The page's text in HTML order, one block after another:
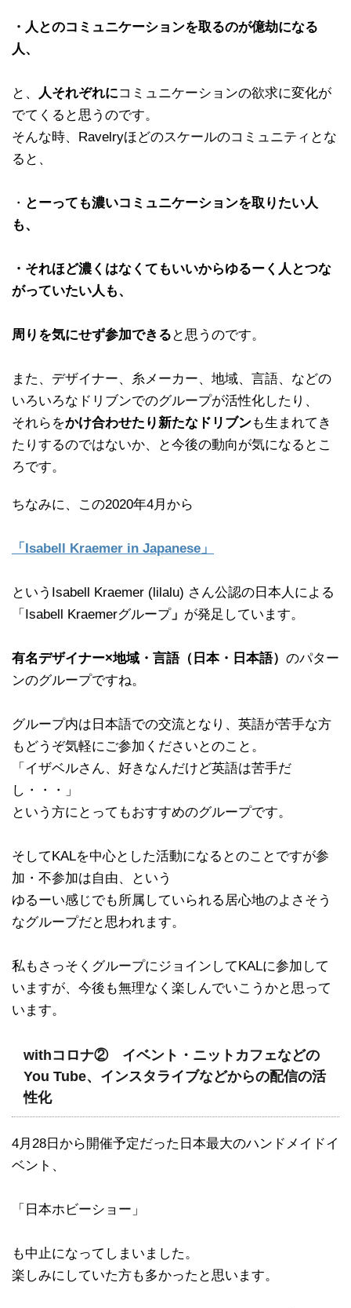
・人とのコミュニケーションを取るのが億劫になる
人、
と、 人それぞれにコミュニケーションの欲求に変化が
でてくると思うのです。
そんな時、Ravelryほどのスケールのコミュニティとな
ると、
・ とーっても濃いコミュニケーションを取りたい人
も、
・それほど濃くはなくてもいいからゆるーく人とつな
がっていたい人も、
周りを気にせず参加できる と思うのです。
また、デザイナー、糸メーカー、地域、言語、などの
いろいろなドリブンでのグループが活性化したり、
それらをかけ合わせたり新たなドリブンも生まれてき
たりするのではないか、と今後の動向が気になるとこ
ろです。
ちなみに、この2020年4月から
「Isabell Kraemer in Japanese」
というIsabell Kraemer (lilalu) さん公認の日本人による
「Isabell Kraemerグループ」 が発足しています。
有名デザイナー×地域・言語（日本・日本語） のパター
ンのグループですね。
グループ内は日本語での交流となり、英語が苦手な方
もどうぞ気軽にご参加くださいとのこと。
「イザベルさん、好きなんだけど英語は苦手だ
し・・・」
という方にとってもおすすめのグループです。
そしてKALを中心とした活動になるとのことですが参
加・不参加は自由、という
ゆるーい感じでも所属していられる居心地のよさそう
なグループだと思われます。
私もさっそくグループにジョインしてKALに参加して
いますが、今後も無理なく楽しんでいこうかと思って
います。
withコロナ② イベント・ニットカフェなどの
You Tube、インスタライブなどからの配信の活
性化
4月28日から開催予定だった日本最大のハンドメイドイ
ベント、
「日本ホビーショー」
も中止になってしまいました。
楽しみにしていた方も多かったと思います。